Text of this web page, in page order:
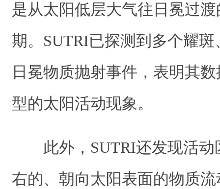
是从太阳低层大气往日冕过
期。SUTRI已探测到多个耀
日冕物质抛射事件，表明其
型的太阳活动现象。
此外，SUTRI还发现活
右的、朝向太阳表面的物质